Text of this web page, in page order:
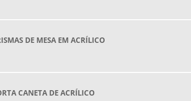
DE MESA EM ACRÍLICO
CANETA DE ACRÍLICO